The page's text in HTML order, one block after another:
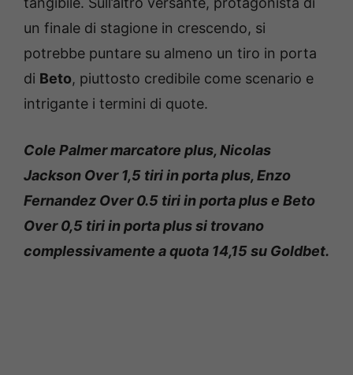
un finale di stagione in crescendo, si
potrebbe puntare su almeno un tiro in porta
di Beto, piuttosto credibile come scenario e
intrigante i termini di quote.
Cole Palmer marcatore plus, Nicolas
Jackson Over 1,5 tiri in porta plus, Enzo
Fernandez Over 0.5 tiri in porta plus e Beto
Over 0,5 tiri in porta plus si trovano
complessivamente a quota 14,15 su Goldbet.